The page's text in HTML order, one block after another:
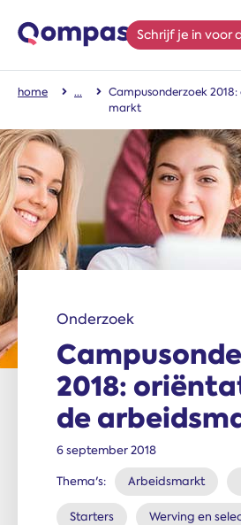
Schrijf je in voor
home
Campus­onderzoek
markt
Onderzoek
2018:
de
6 september 2018
Thema's: Arbeidsmarkt
Starters Werving en